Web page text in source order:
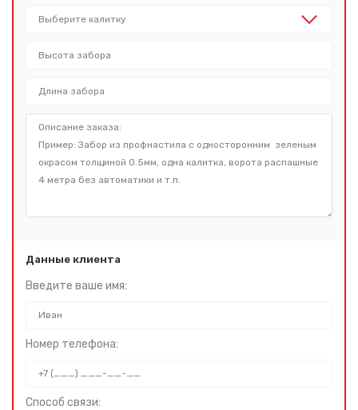
Данные клиента
Введите ваше имя:
Номер телефона:
Способ связи: